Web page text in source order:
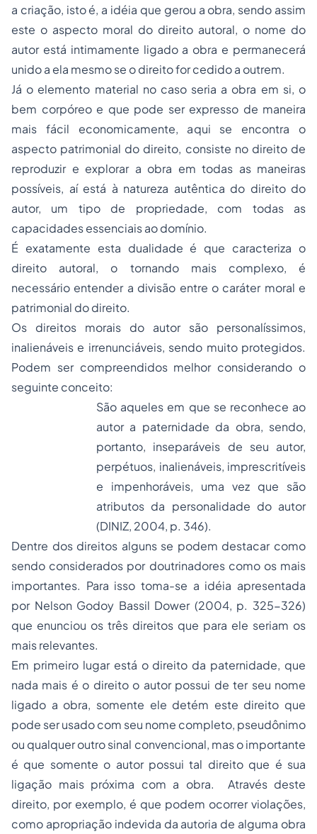
a criação, isto é, a idéia que gerou a obra, sendo assim
este o aspecto moral do direito autoral, o nome do
autor está intimamente ligado a obra e permanecerá
unido a ela mesmo se o direito for cedido a outrem.
Já o elemento material no caso seria a obra em si, o
bem corpóreo e que pode ser expresso de maneira
mais fácil economicamente, aqui se encontra o
aspecto patrimonial do direito, consiste no direito de
reproduzir e explorar a obra em todas as maneiras
possíveis, aí está à natureza autêntica do direito do
autor, um tipo de propriedade, com todas as
capacidades essenciais ao domínio.
É exatamente esta dualidade é que caracteriza o
direito autoral, o tornando mais complexo, é
necessário entender a divisão entre o caráter moral e
patrimonial do direito.
Os direitos morais do autor são personalíssimos,
inalienáveis e irrenunciáveis, sendo muito protegidos.
Podem ser compreendidos melhor considerando o
seguinte conceito:
São aqueles em que se reconhece ao
autor a paternidade da obra, sendo,
portanto, inseparáveis de seu autor,
perpétuos, inalienáveis, imprescritíveis
e impenhoráveis, uma vez que são
atributos da personalidade do autor
(DINIZ, 2004, p. 346).
Dentre dos direitos alguns se podem destacar como
sendo considerados por doutrinadores como os mais
importantes. Para isso toma-se a idéia apresentada
por Nelson Godoy Bassil Dower (2004, p. 325-326)
que enunciou os três direitos que para ele seriam os
mais relevantes.
Em primeiro lugar está o direito da paternidade, que
nada mais é o direito o autor possui de ter seu nome
ligado a obra, somente ele detém este direito que
pode ser usado com seu nome completo, pseudônimo
ou qualquer outro sinal convencional, mas o importante
é que somente o autor possui tal direito que é sua
ligação mais próxima com a obra. Através deste
direito, por exemplo, é que podem ocorrer violações,
como apropriação indevida da autoria de alguma obra